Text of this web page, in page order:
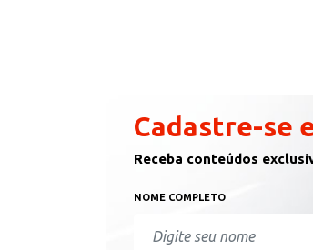
Cadastre-se
Receba conteúdos
NOME COMPLETO